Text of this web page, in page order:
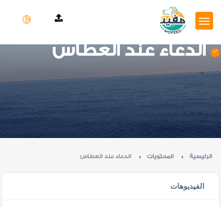
الدعاء عند العطاس
الرئيسية المحتويات الدعاء عند العطاس
الفيديوهات